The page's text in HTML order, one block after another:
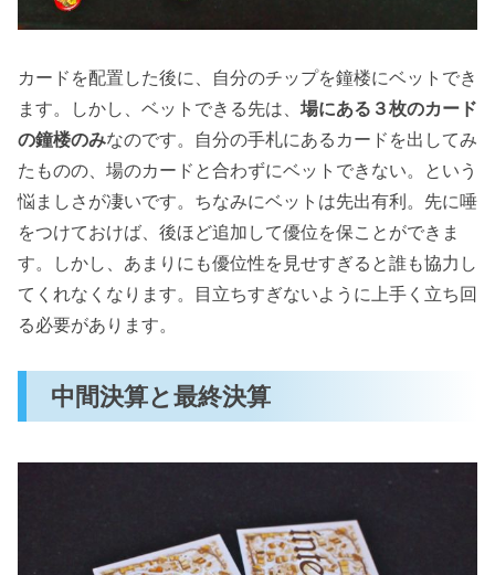
カードを配置した後に、自分のチップを鐘楼にベットでき
ます。しかし、ベットできる先は、 場にある３枚のカード
の鐘楼のみなのです。自分の手札にあるカードを出してみ
たものの、場のカードと合わずにベットできない。という
悩ましさが凄いです。ちなみにベットは先出有利。先に唾
をつけておけば、後ほど追加して優位を保ことができま
す。しかし、あまりにも優位性を見せすぎると誰も協力し
てくれなくなります。目立ちすぎないように上手く立ち回
る必要があります。
中間決算と最終決算